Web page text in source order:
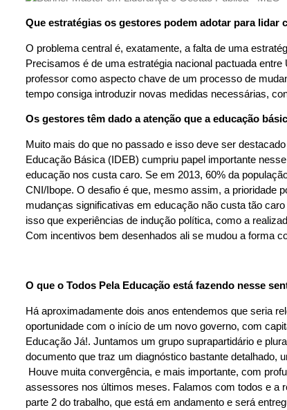
Que estratégias os gestores podem adotar para lidar
O problema central é, exatamente, a falta de uma
Precisamos é de uma estratégia nacional pactuada
professor como aspecto chave de um processo de
tempo consiga introduzir novas medidas necessárias,
Os gestores têm dado a atenção que a educação
Muito mais do que no passado e isso deve ser
Educação Básica (IDEB) cumpriu papel importante
educação nos custa caro. Se em 2013, 60% da
CNI/Ibope. O desafio é que, mesmo assim, a prioridade
mudanças significativas em educação não custa tão
isso que experiências de indução política, como a
Com incentivos bem desenhados ali se mudou a forma
O que o Todos Pela Educação está fazendo nesse
Há aproximadamente dois anos entendemos que seria
oportunidade com o início de um novo governo, com
Educação Já!. Juntamos um grupo suprapartidário e
documento que traz um diagnóstico bastante detalhado,
Houve muita convergência, e mais importante, com
assessores nos últimos meses. Falamos com todos e a
parte 2 do trabalho, que está em andamento e será